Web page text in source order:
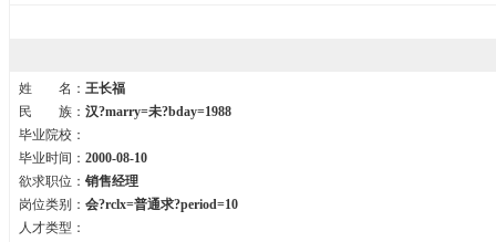
姓 名： 王长福
民 族： 汉?marry=未?bday=1988
毕业院校：
毕业时间： 2000-08-10
欲求职位： 销售经理
岗位类别： 会?rclx=普通求?period=10
人才类型：